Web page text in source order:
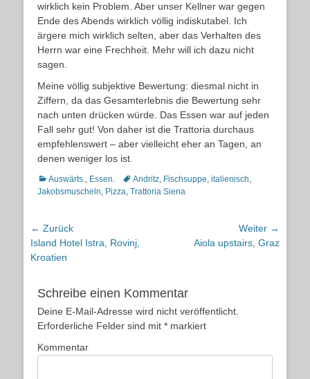
wirklich kein Problem. Aber unser Kellner war gegen
Ende des Abends wirklich völlig indiskutabel. Ich
ärgere mich wirklich selten, aber das Verhalten des
Herrn war eine Frechheit. Mehr will ich dazu nicht
sagen.
Meine völlig subjektive Bewertung: diesmal nicht in
Ziffern, da das Gesamterlebnis die Bewertung sehr
nach unten drücken würde. Das Essen war auf jeden
Fall sehr gut! Von daher ist die Trattoria durchaus
empfehlenswert – aber vielleicht eher an Tagen, an
denen weniger los ist.
Kategorien
Auswärts., Essen. Schlagworte
Andritz, Fischsuppe, italienisch,
Jakobsmuscheln, Pizza, Trattoria Siena
Beitragsnavigation
← Zurück
Vorheriger
Beitrag:
Island Hotel Istra, Rovinj,
Kroatien
Weiter →
Aiola upstairs, Graz
Schreibe einen Kommentar
Deine E-Mail-Adresse wird nicht veröffentlicht.
Erforderliche Felder sind mit * markiert
Kommentar